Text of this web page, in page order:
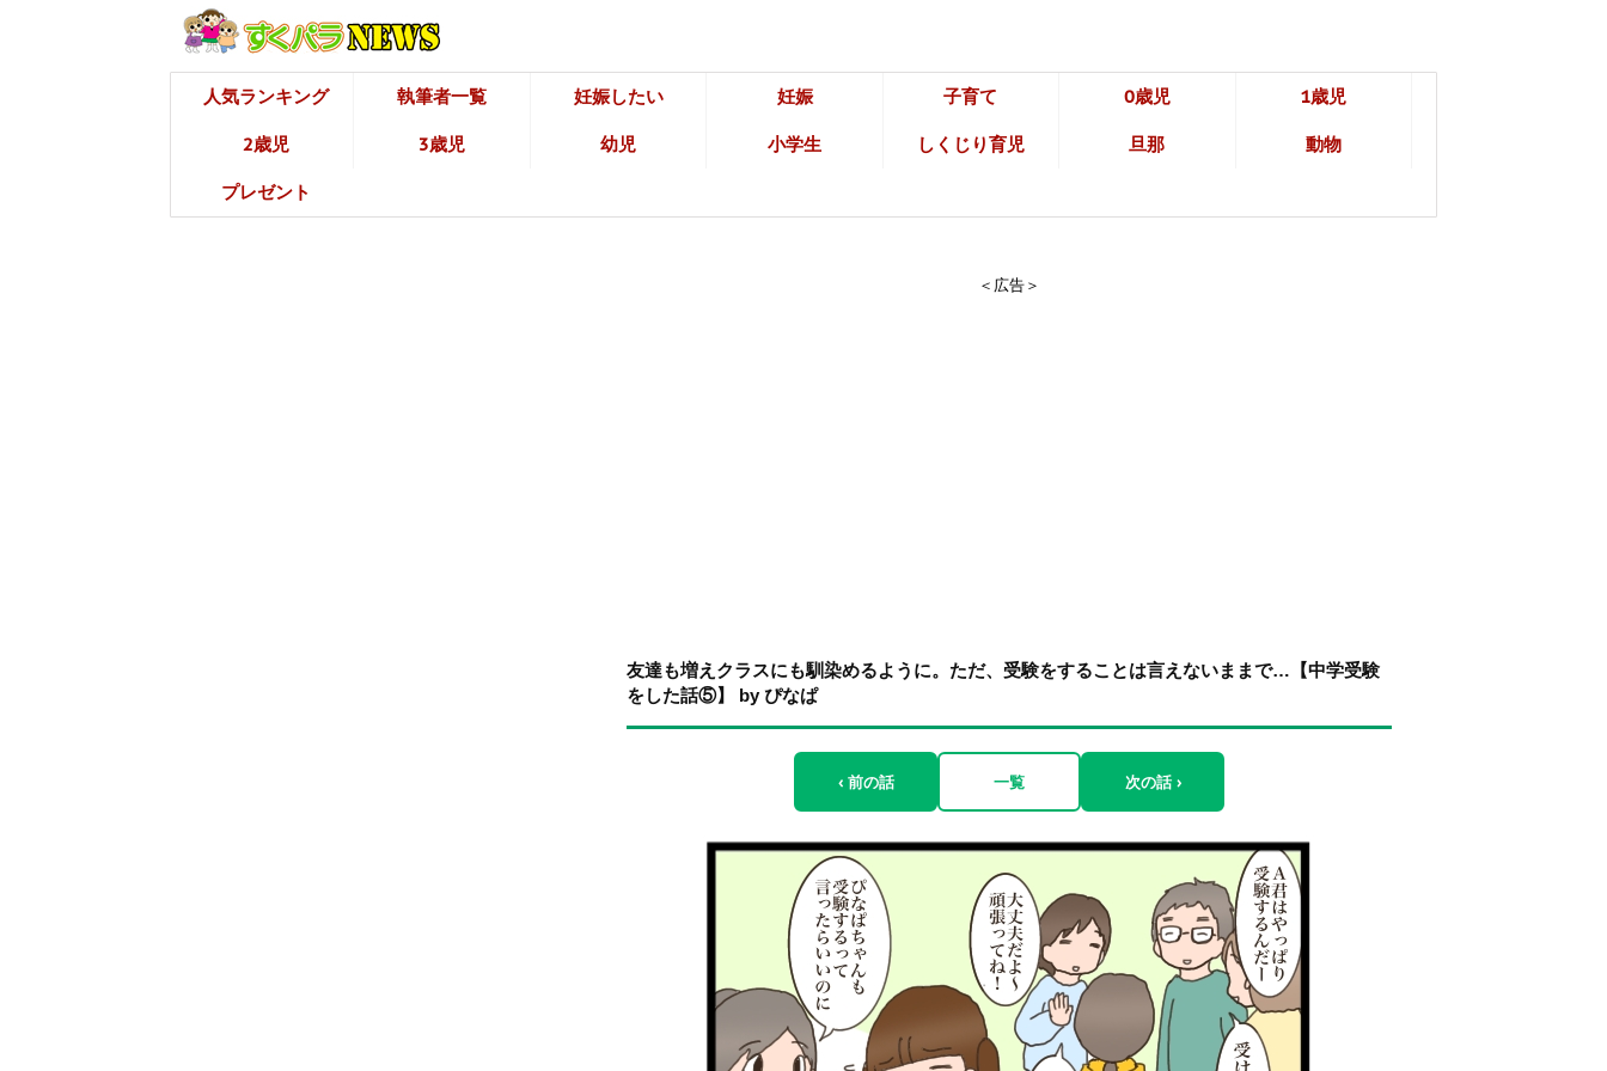
人気ランキング 執筆者一覧 妊娠したい 妊娠 子育て 0歳児 1歳児
2歳児 3歳児 幼児 小学生 しくじり育児 旦那 動物
プレゼント
＜広告＞
友達も増えクラスにも馴染めるように。ただ、受験をすることは言えないままで…【中学受験
をした話⑤】 by ぴなぱ
‹ 前の話 一覧 次の話 ›